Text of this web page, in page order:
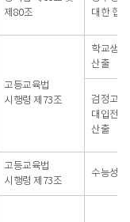
제80조
대한 협조
고등교육법
시행령 제73조
학교생
산출
검정고시
대입전형
산출
고등교육법
시행령 제73조
수능성적